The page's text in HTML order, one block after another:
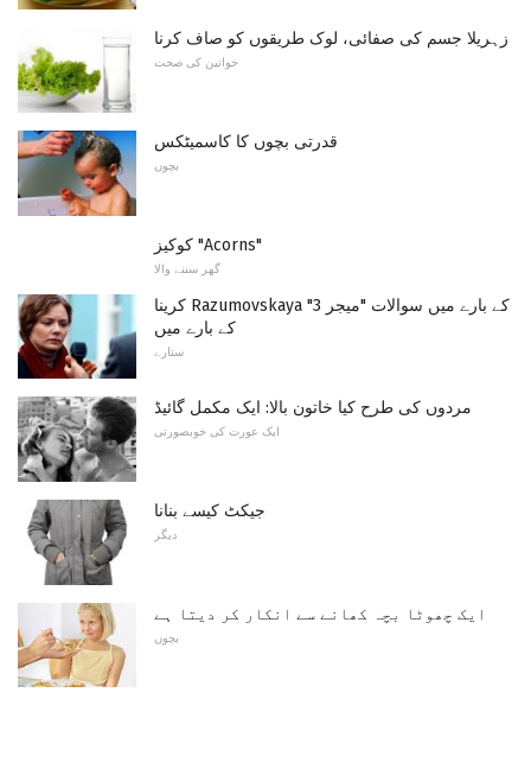
زہریلا جسم کی صفائی، لوک طریقوں کو صاف کرنا
خواتین کی صحت
قدرتی بچوں کا کاسمیٹکس
بچوں
کوکیز "Acorns"
گھر سننے والا
کرینا Razumovskaya کے بارے میں سوالات "میجر 3"
کے بارے میں
ستارے
مردوں کی طرح کیا خاتون بالا: ایک مکمل گائیڈ
ایک عورت کی خوبصورتی
جیکٹ کیسے بنانا
دیگر
ایک چھوٹا بچہ کھانے سے انکار کر دیتا ہے
بچوں